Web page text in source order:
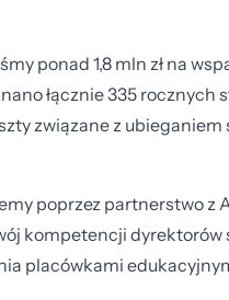
ponad 1,8 mln zł na
łącznie 335 rocznych
związane z ubieganiem
poprzez partnerstwo z
kompetencji dyrektorów
placówkami